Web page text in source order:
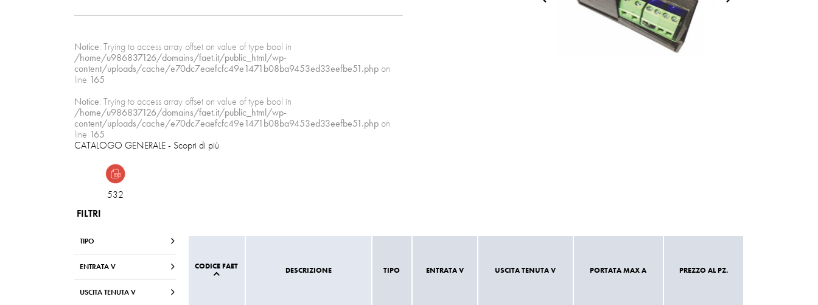
Notice: Trying to access array offset on value of type bool in
/home/u986837126/domains/faet.it/public_html/wp-
content/uploads/cache/e70dc7eaefcfc49e1471b08ba9453ed33eefbe51.phpon
line 165
Notice: Trying to access array offset on value of type bool in
/home/u986837126/domains/faet.it/public_html/wp-
content/uploads/cache/e70dc7eaefcfc49e1471b08ba9453ed33eefbe51.phpon
line 165
CATALOGO GENERALE- Scopri di più
532
FILTRI
TIPO
ENTRATA V
USCITA TENUTA V
CODICE FAET DESCRIZIONE TIPO ENTRATA V USCITA TENUTA V PORTATA MAX A PREZZO AL PZ.